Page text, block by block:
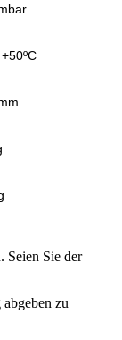
Seien Sie der
zu